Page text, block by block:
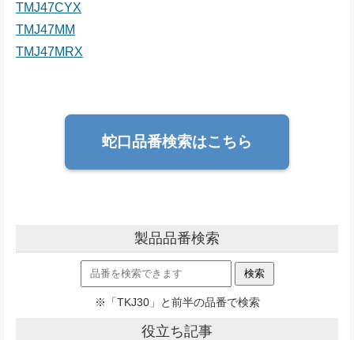
TMJ47CYX
TMJ47MM
TMJ47MRX
蛇口品番検索はこちら
製品品番検索
※「TKJ30」と前半の品番で検索
役立ち記事